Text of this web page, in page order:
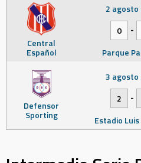
Central
Español
2 agosto
0
-
Parque
Defensor
Sporting
3 agosto
2
-
Estadio